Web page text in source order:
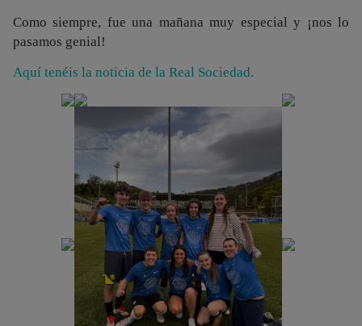
Como siempre, fue una mañana muy especial y ¡nos lo
pasamos genial!
Aquí tenéis la noticia de la Real Sociedad.